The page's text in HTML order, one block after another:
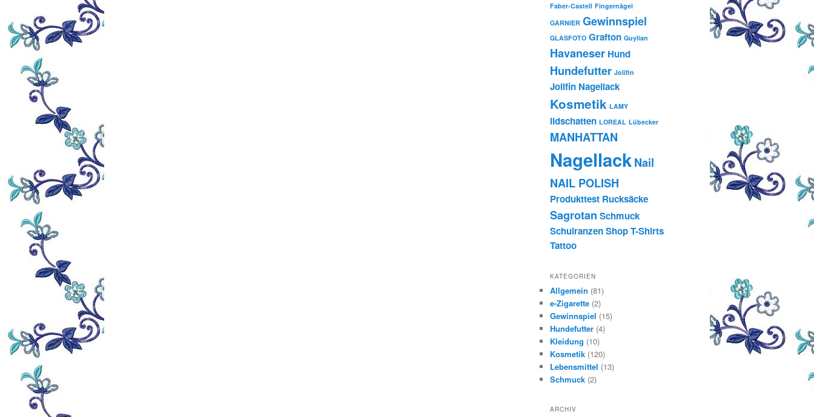
Faber-Castell Fingernägel
GARNIER Gewinnspiel
GLASFOTO Grafton Guylian
Havaneser Hund
Hundefutter Jolifin
Jolifin Nagellack
Kosmetik LAMY
lidschatten LOREAL Lübecker
MANHATTAN
NagellackNail
NAIL POLISH
Produkttest Rucksäcke
Sagrotan Schmuck
SchulranzenShopT-Shirts
Tattoo
KATEGORIEN
Allgemein (81)
e-Zigarette (2)
Gewinnspiel (15)
Hundefutter (4)
Kleidung (10)
Kosmetik (120)
Lebensmittel (13)
Schmuck (2)
ARCHIV